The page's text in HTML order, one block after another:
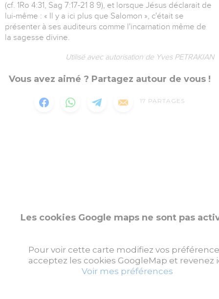
(cf. 1Ro 4:31, Sag 7:17-21 8 9), et lorsque Jésus déclarait de
lui-même : « Il y a ici plus que Salomon », c'était se
présenter à ses auditeurs comme l'incarnation même de
la sagesse divine.
Utilisé avec autorisation de Yves PETRAKIAN
Vous avez aimé ? Partagez autour de vous !
17 PARTAGES
Les cookies Google maps ne sont pas
Pour voir cette carte modifiez vos
acceptez les cookies GoogleMap et revenez
Voir mes préférences